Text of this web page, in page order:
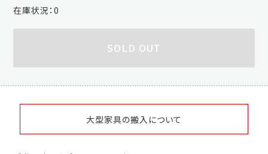
在庫状況：0
SOLD OUT
大型家具の搬入について